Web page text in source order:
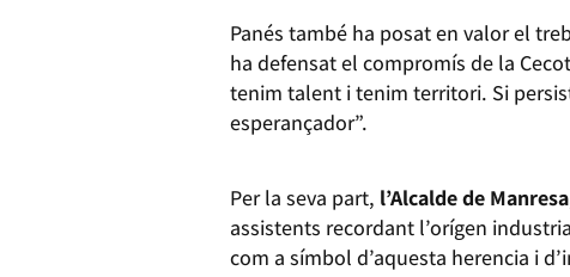
Panés també ha posat en valor el
ha defensat el compromís de la
tenim talent i tenim territori. Si
esperançador”.
Per la seva part, l’Alcalde de
assistents recordant l’orígen
com a símbol d’aquesta herencia i